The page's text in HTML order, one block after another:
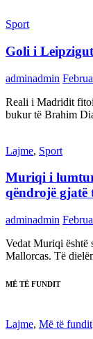
Sport
Goli i
adminadmin
Reali i Madridit
bukur të Brahim
Lajme, Sport
Muriqi i
qëndrojë gjatë
adminadmin
Vedat Muriqi është
Mallorcas. Të
MË TË FUNDIT
Lajme, Më të fundit